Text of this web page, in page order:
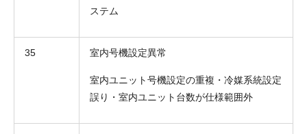
ステム
35 室内号機設定異常
室内ユニット号機設定の重複・冷媒系統設定
誤り・室内ユニット台数が仕様範囲外